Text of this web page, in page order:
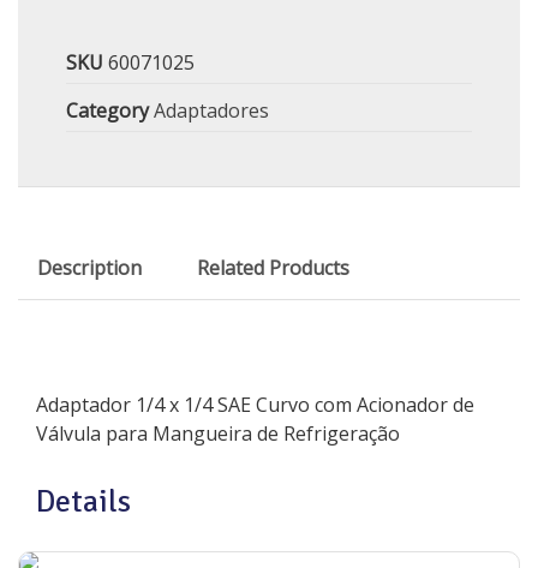
SKU 60071025
CategoryAdaptadores
Description Related Products
Adaptador 1/4 x 1/4 SAE Curvo com Acionador de
Válvula para Mangueira de Refrigeração
Details